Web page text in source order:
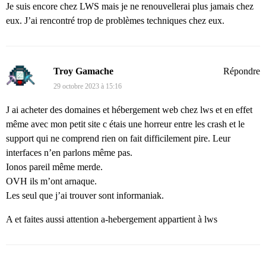
Je suis encore chez LWS mais je ne renouvellerai plus jamais chez
eux. J’ai rencontré trop de problèmes techniques chez eux.
Troy Gamache
29 octobre 2023 à 15:16
J ai acheter des domaines et hébergement web chez lws et en effet
même avec mon petit site c étais une horreur entre les crash et le
support qui ne comprend rien on fait difficilement pire. Leur
interfaces n’en parlons même pas.
Ionos pareil même merde.
OVH ils m’ont arnaque.
Les seul que j’ai trouver sont informaniak.
A et faites aussi attention a-hebergement appartient à lws
Répondre